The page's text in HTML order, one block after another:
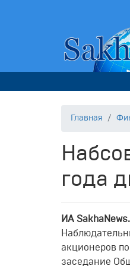
Главная
года
ИА SakhaNews.
акционеров
заседание